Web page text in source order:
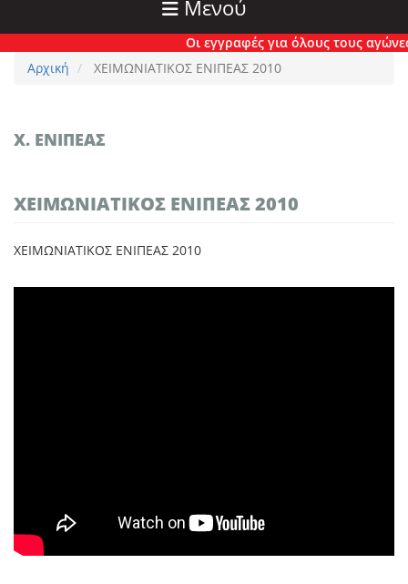
Μενού
Οι εγγραφές για όλους τους αγώνες
Αρχική
ΧΕΙΜΩΝΙΑΤΙΚΟΣ ΕΝΙΠΕΑΣ 2010
Χ. ΕΝΙΠΈΑΣ
ΧΕΙΜΩΝΙΑΤΙΚΟΣ ΕΝΙΠΕΑΣ 2010
ΧΕΙΜΩΝΙΑΤΙΚΟΣ ΕΝΙΠΕΑΣ 2010